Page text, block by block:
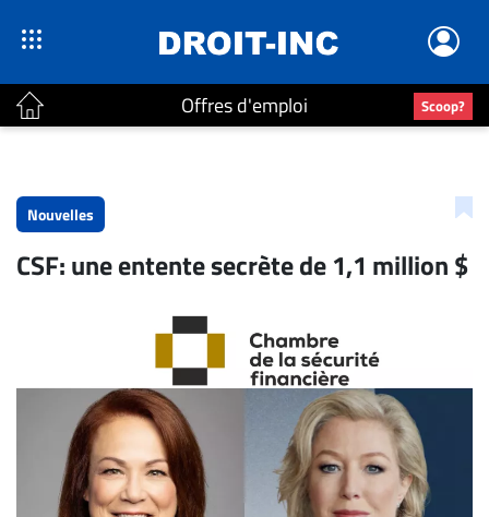
Offres d'emploi Scoop?
Accueil
Continu
Juridiques
Campus
Carrière
Archives
Nouvelles
CSF: une entente secrète de 1,1 million $